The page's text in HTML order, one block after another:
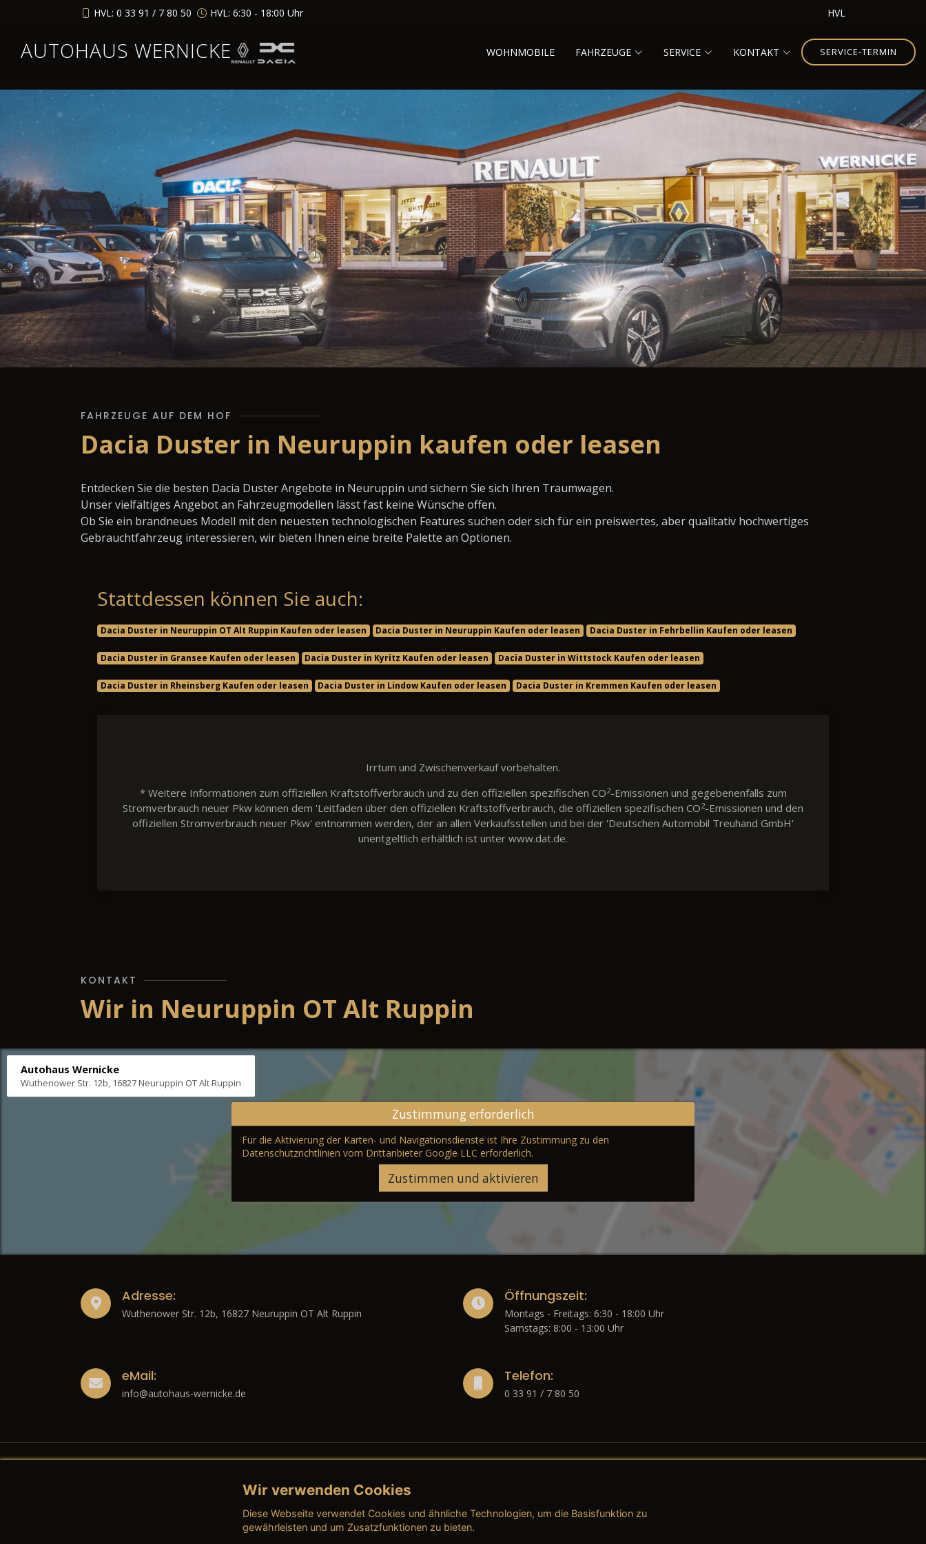
HVL: 0 33 91 / 7 80 50 HVL: 6:30 - 18:00 Uhr HVL
AUTOHAUS WERNICKE WOHNMOBILE FAHRZEUGE SERVICE KONTAKT SERVICE-TERMIN
FAHRZEUGE AUF DEM HOF
Dacia Duster in Neuruppin kaufen oder leasen
Entdecken Sie die besten Dacia Duster Angebote in Neuruppin und sichern Sie sich Ihren Traumwagen.
Unser vielfältiges Angebot an Fahrzeugmodellen lässt fast keine Wünsche offen.
Ob Sie ein brandneues Modell mit den neuesten technologischen Features suchen oder sich für ein preiswertes, aber qualitativ hochwertiges
Gebrauchtfahrzeug interessieren, wir bieten Ihnen eine breite Palette an Optionen.
Stattdessen können Sie auch:
Dacia Duster in Neuruppin OT Alt Ruppin Kaufen oder leasen Dacia Duster in Neuruppin Kaufen oder leasen Dacia Duster in Fehrbellin Kaufen oder leasen
Dacia Duster in Gransee Kaufen oder leasen Dacia Duster in Kyritz Kaufen oder leasen Dacia Duster in Wittstock Kaufen oder leasen
Dacia Duster in Rheinsberg Kaufen oder leasen Dacia Duster in Lindow Kaufen oder leasen Dacia Duster in Kremmen Kaufen oder leasen
Irrtum und Zwischenverkauf vorbehalten.
* Weitere Informationen zum offiziellen Kraftstoffverbrauch und zu den offiziellen spezifischen CO2-Emissionen und gegebenenfalls zum
Stromverbrauch neuer Pkw können dem 'Leitfaden über den offiziellen Kraftstoffverbrauch, die offiziellen spezifischen CO2-Emissionen und den
offiziellen Stromverbrauch neuer Pkw' entnommen werden, der an allen Verkaufsstellen und bei der 'Deutschen Automobil Treuhand GmbH'
unentgeltlich erhältlich ist unter www.dat.de.
KONTAKT
Wir in Neuruppin OT Alt Ruppin
Autohaus Wernicke
Wuthenower Str. 12b, 16827 Neuruppin OT Alt Ruppin
Zustimmung erforderlich
Für die Aktivierung der Karten- und Navigationsdienste ist Ihre Zustimmung zu den
Datenschutzrichtlinien vom Drittanbieter Google LLC erforderlich.
Zustimmen und aktivieren
Adresse:
Wuthenower Str. 12b, 16827 Neuruppin OT Alt Ruppin
Öffnungszeit:
Montags - Freitags: 6:30 - 18:00 Uhr
Samstags: 8:00 - 13:00 Uhr
eMail:
info@autohaus-wernicke.de
Telefon:
0 33 91 / 7 80 50
Rechtliches
→ Impressum
→ AGB (Neuwagen)
→ AGB (Teile & Zubehör)
Wir verwenden Cookies
Diese Webseite verwendet Cookies und ähnliche Technologien, um die Basisfunktion zu
gewährleisten und um Zusatzfunktionen zu bieten.